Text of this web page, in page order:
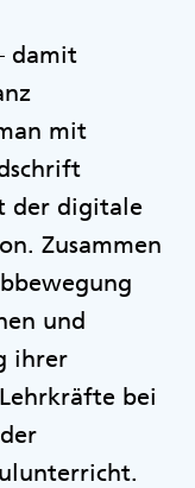
damit
mit
der digitale
Zusammen
und
ihrer
bei